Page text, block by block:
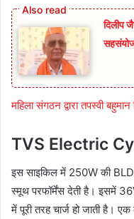
दिलीप
महिला संगठन द्वारा तपस्वी
TVS Electric
इस साइकिल में 250W की
स्मूथ परफॉर्मेंस देती है। इसमें
में पूरी तरह चार्ज हो जाती है।